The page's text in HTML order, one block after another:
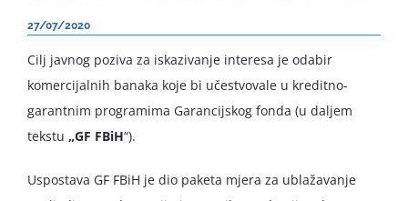
27/07/2020
Cilj javnog poziva za iskazivanje interesa je odabir
komercijalnih banaka koje bi učestvovale u kreditno-
garantnim programima Garancijskog fonda (u daljem
tekstu „GF FBiH“).
Uspostava GF FBiH je dio paketa mjera za ublažavanje